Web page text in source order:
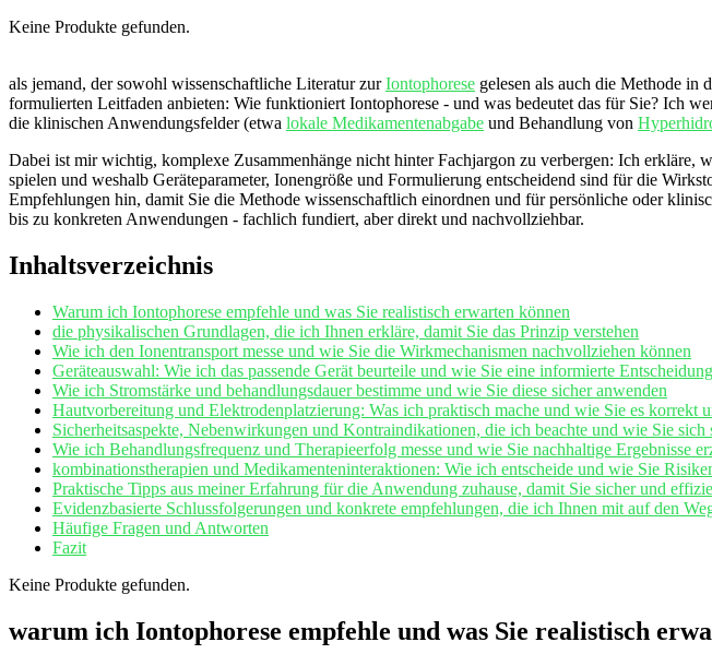
Keine Produkte gefunden.
als jemand, der sowohl wissenschaftliche ​Literatur zurIontophorese ⁤gelesen als⁤ auch die Methode ⁤in⁣
formulierten⁤ Leitfaden anbieten: ‌Wie funktioniert Iontophorese -⁢ und​ was ⁢bedeutet das für⁢ Sie? Ich
die klinischen Anwendungsfelder (etwa lokale Medikamentenabgabe und Behandlung von​
Dabei⁣ ist mir wichtig, komplexe Zusammenhänge nicht hinter Fachjargon zu verbergen: Ich
spielen​ und ‌weshalb Geräteparameter, Ionengröße und Formulierung entscheidend sind für die
Empfehlungen hin, damit Sie die Methode wissenschaftlich einordnen‍ und für persönliche oder
bis zu ‍konkreten Anwendungen -‌ fachlich fundiert, aber direkt und nachvollziehbar.
Inhaltsverzeichnis
Warum ich Iontophorese empfehle ⁤und ‌was⁢ Sie realistisch erwarten können
die‌ physikalischen Grundlagen, die⁣ ich Ihnen ‍erkläre, damit Sie das Prinzip verstehen
Wie ich‍ den Ionentransport messe und ‍wie Sie die‍ Wirkmechanismen nachvollziehen⁤ können
Geräteauswahl: Wie ich das ‌passende Gerät beurteile und wie Sie eine informierte
Wie ich⁣ Stromstärke und behandlungsdauer bestimme und wie Sie diese sicher anwenden
Hautvorbereitung und​ Elektrodenplatzierung: Was ​ich ⁣praktisch mache⁢ und ‍wie Sie es korrekt
Sicherheitsaspekte, Nebenwirkungen und⁣ Kontraindikationen, die ich ⁤beachte ⁣und wie Sie sich
Wie ich ‌Behandlungsfrequenz und Therapieerfolg⁢ messe ​und wie⁤ Sie nachhaltige ⁤Ergebnisse
kombinationstherapien und Medikamenteninteraktionen: Wie ich entscheide⁢ und wie Sie
Praktische Tipps aus meiner⁣ Erfahrung für die ‌Anwendung zuhause, damit Sie ​sicher und
Evidenzbasierte Schlussfolgerungen und konkrete ⁢empfehlungen, die ich Ihnen mit auf den
Häufige Fragen⁣ und ⁤Antworten
Fazit
Keine Produkte gefunden.
warum ich Iontophorese empfehle und was Sie realistisch​